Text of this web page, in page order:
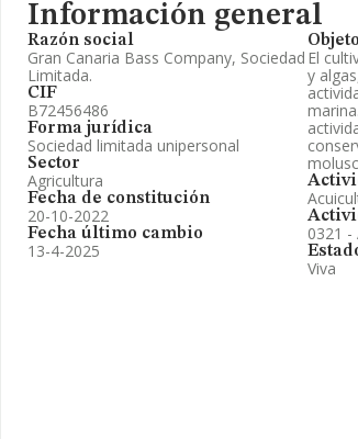
Información general
Razón social
Gran Canaria Bass Company, Sociedad
Limitada.
CIF
B72456486
Forma jurídica
Sociedad limitada unipersonal
Sector
Agricultura
Fecha de constitución
20-10-2022
Fecha último cambio
13-4-2025
El
y
0321 -
Viva